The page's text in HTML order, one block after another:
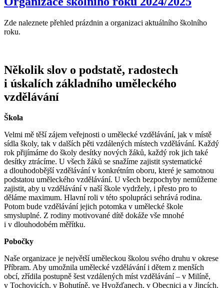
Zde naleznete přehled prázdnin a organizaci aktuálního školního
roku.
Několik slov o podstatě, radostech
i úskalích základního uměleckého
vzdělávání
Škola
Velmi mě těší zájem veřejnosti o umělecké vzdělávání, jak v místě
sídla školy, tak v dalších pěti vzdálených místech vzdělávání. Každý
rok přijímáme do školy desítky nových žáků, každý rok jich také
desítky ztrácíme. U všech žáků se snažíme zajistit systematické
a dlouhodobější vzdělávání v konkrétním oboru, které je samotnou
podstatou uměleckého vzdělávání. U všech bezpochyby nemůžeme
zajistit, aby u vzdělávání v naší škole vydržely, i přesto pro to
děláme maximum. Hlavní roli v této spolupráci sehrává rodina.
Potom bude vzdělávání jejich potomka v umělecké škole
smysluplné. Z rodiny motivované dítě dokáže vše mnohé
i v dlouhodobém měřítku.
Pobočky
Naše organizace je největší uměleckou školou svého druhu v okrese
Příbram. Aby umožnila umělecké vzdělávání i dětem z menších
obcí, zřídila postupně šest vzdálených míst vzdělávání – v Milíně,
v Tochovicích, v Bohutíně, ve Hvožďanech, v Obecnici a v Jincích.